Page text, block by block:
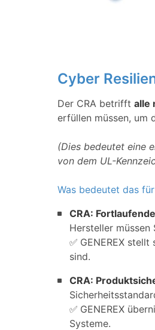
Cyber
Der CRA betrifft alle
erfüllen müssen, um
(Dies bedeutet eine
von dem UL-
Was bedeutet das
CRA:
Hersteller
✅ GENEREX
sind.
CRA:
✅ GENEREX
Systeme.